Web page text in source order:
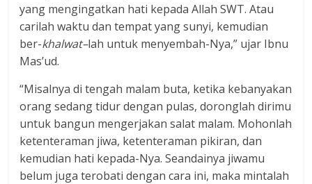
yang mengingatkan hati kepada Allah SWT. Atau
carilah waktu dan tempat yang sunyi, kemudian
ber-khalwat–lah untuk menyembah-Nya,” ujar Ibnu
Mas’ud.
“Misalnya di tengah malam buta, ketika kebanyakan
orang sedang tidur dengan pulas, doronglah dirimu
untuk bangun mengerjakan salat malam. Mohonlah
ketenteraman jiwa, ketenteraman pikiran, dan
kemudian hati kepada-Nya. Seandainya jiwamu
belum juga terobati dengan cara ini, maka mintalah